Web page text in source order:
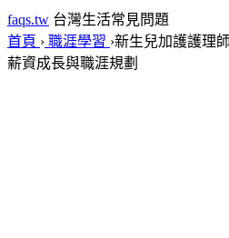
faqs.tw 台灣生活常見問題
首頁 › 職涯學習 ›新生兒加護護理
薪資成長與職涯規劃